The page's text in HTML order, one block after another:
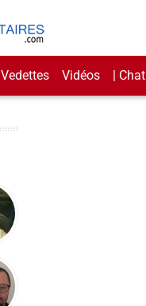
Vedettes Vidéos | Chat